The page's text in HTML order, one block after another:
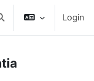
disattiva input di
Login